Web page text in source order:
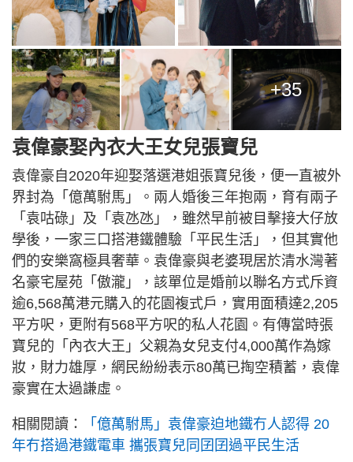
+35
袁偉豪娶內衣大王女兒張寶兒
袁偉豪自2020年迎娶落選港姐張寶兒後，便一直被外
界封為「億萬駙馬」。兩人婚後三年抱兩，育有兩子
「袁咕碌」及「袁氹氹」，雖然早前被目擊接大仔放
學後，一家三口搭港鐵體驗「平民生活」，但其實他
們的安樂窩極具奢華。袁偉豪與老婆現居於清水灣著
名豪宅屋苑「傲瀧」，該單位是婚前以聯名方式斥資
逾6,568萬港元購入的花園複式戶，實用面積達2,205
平方呎，更附有568平方呎的私人花園。有傳當時張
寶兒的「內衣大王」父親為女兒支付4,000萬作為嫁
妝，財力雄厚，網民紛紛表示80萬已掏空積蓄，袁偉
豪實在太過謙虛。
相關閱讀：
「億萬駙馬」袁偉豪迫地鐵冇人認得 20
年冇搭過港鐵電車 攜張寶兒同囝囝過平民生活